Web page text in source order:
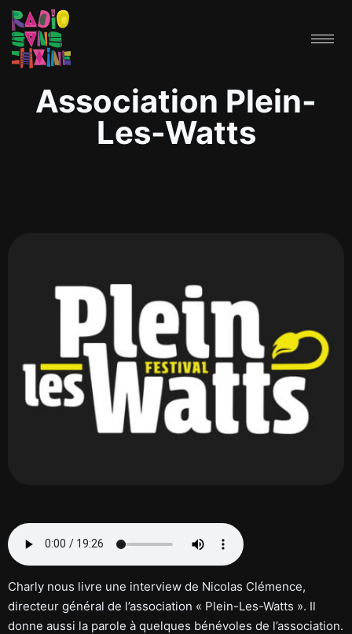
Association Plein-
Les-Watts
Charly nous livre une interview de Nicolas Clémence,
directeur général de l’association « Plein-Les-Watts ». Il
donne aussi la parole à quelques bénévoles de l’association.